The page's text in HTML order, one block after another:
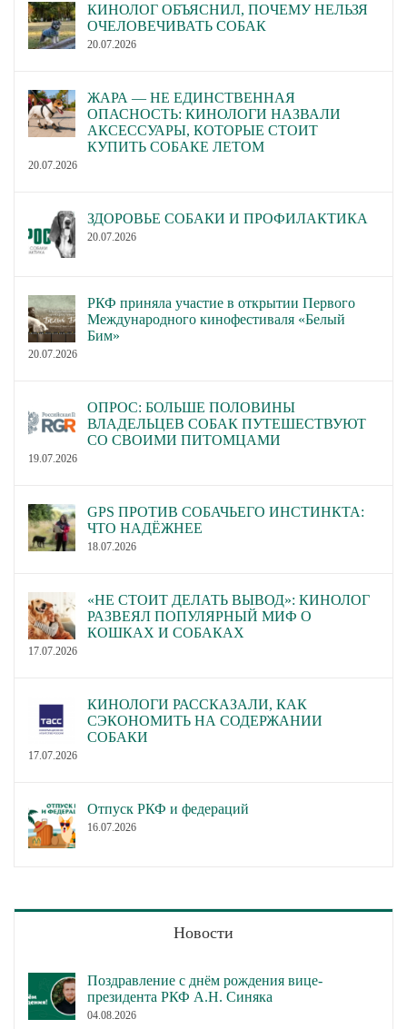
КИНОЛОГ ОБЪЯСНИЛ, ПОЧЕМУ НЕЛЬЗЯ
ОЧЕЛОВЕЧИВАТЬ СОБАК
20.07.2026
ЖАРА — НЕ ЕДИНСТВЕННАЯ
ОПАСНОСТЬ: КИНОЛОГИ НАЗВАЛИ
АКСЕССУАРЫ, КОТОРЫЕ СТОИТ
КУПИТЬ СОБАКЕ ЛЕТОМ
20.07.2026
ЗДОРОВЬЕ СОБАКИ И ПРОФИЛАКТИКА
20.07.2026
РКФ приняла участие в открытии Первого
Международного кинофестиваля «Белый
Бим»
20.07.2026
ОПРОС: БОЛЬШЕ ПОЛОВИНЫ
ВЛАДЕЛЬЦЕВ СОБАК ПУТЕШЕСТВУЮТ
СО СВОИМИ ПИТОМЦАМИ
19.07.2026
GPS ПРОТИВ СОБАЧЬЕГО ИНСТИНКТА:
ЧТО НАДЁЖНЕЕ
18.07.2026
«НЕ СТОИТ ДЕЛАТЬ ВЫВОД»: КИНОЛОГ
РАЗВЕЯЛ ПОПУЛЯРНЫЙ МИФ О
КОШКАХ И СОБАКАХ
17.07.2026
КИНОЛОГИ РАССКАЗАЛИ, КАК
СЭКОНОМИТЬ НА СОДЕРЖАНИИ
СОБАКИ
17.07.2026
Отпуск РКФ и федераций
16.07.2026
Новости
Поздравление с днём рождения вице-
президента РКФ А.Н. Синяка
04.08.2026